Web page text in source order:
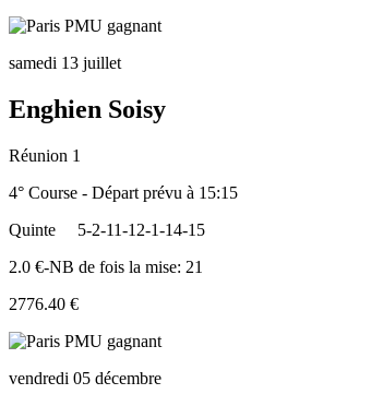
samedi 13 juillet
Enghien Soisy
Réunion 1
4° Course - Départ prévu à 15:15
Quinte
5-2-11-12-1-14-15
2.0 €-NB de fois la mise: 21
2776.40 €
vendredi 05 décembre